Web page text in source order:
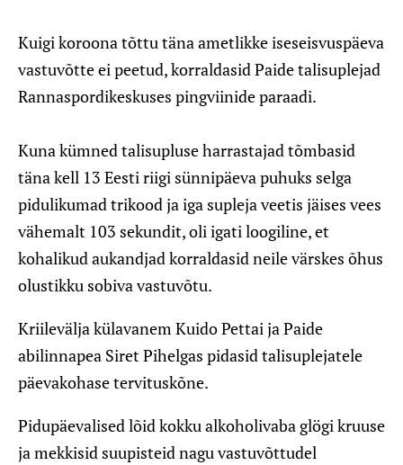
Kuigi koroona tõttu täna ametlikke iseseisvuspäeva
vastuvõtte ei peetud, korraldasid Paide talisuplejad
Rannaspordikeskuses pingviinide paraadi.
Kuna kümned talisupluse harrastajad tõmbasid
täna kell 13 Eesti riigi sünnipäeva puhuks selga
pidulikumad trikood ja iga supleja veetis jäises vees
vähemalt 103 sekundit, oli igati loogiline, et
kohalikud aukandjad korraldasid neile värskes õhus
olustikku sobiva vastuvõtu.
Kriilevälja külavanem Kuido Pettai ja Paide
abilinnapea Siret Pihelgas pidasid talisuplejatele
päevakohase tervituskõne.
Pidupäevalised lõid kokku alkoholivaba glögi kruuse
ja mekkisid suupisteid nagu vastuvõttudel